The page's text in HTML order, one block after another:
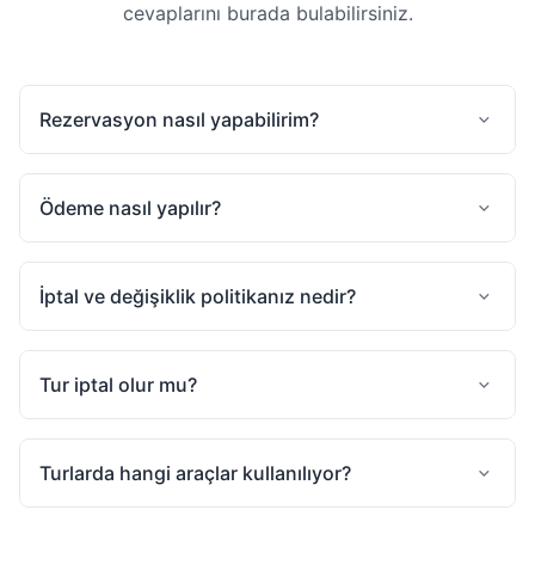
cevaplarını burada bulabilirsiniz.
Rezervasyon nasıl yapabilirim?
Ödeme nasıl yapılır?
İptal ve değişiklik politikanız nedir?
Tur iptal olur mu?
Turlarda hangi araçlar kullanılıyor?